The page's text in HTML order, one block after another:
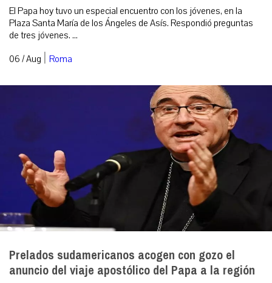
El Papa hoy tuvo un especial encuentro con los jóvenes, en la
Plaza Santa María de los Ángeles de Asís. Respondió preguntas
de tres jóvenes. ...
06 / Aug | Roma
Prelados sudamericanos acogen con gozo el
anuncio del viaje apostólico del Papa a la región